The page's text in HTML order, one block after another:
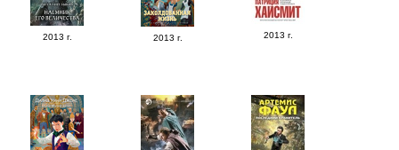
2013 г. 2013 г. 2013 г.